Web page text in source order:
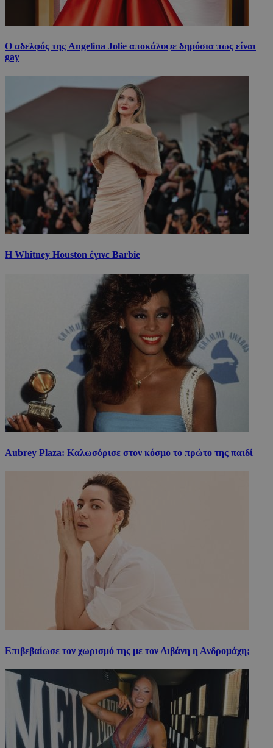
Ο αδελφός της Angelina Jolie αποκάλυψε δημόσια πως είναι
gay
Η Whitney Houston έγινε Barbie
Aubrey Plaza: Καλωσόρισε στον κόσμο το πρώτο της παιδί
Επιβεβαίωσε τον χωρισμό της με τον Λιβάνη η Ανδρομάχη;